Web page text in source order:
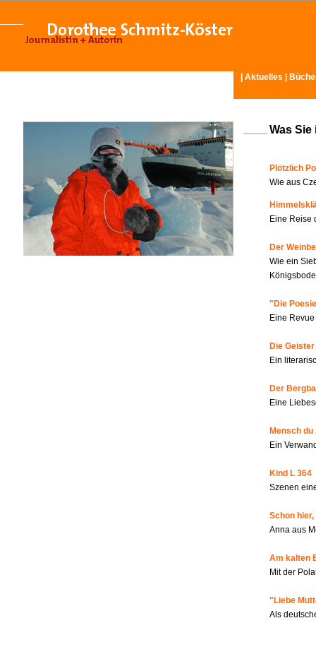
Aktuelles
Was
Plötzlich
Wie aus
Eine Reise
Der
Wie ein
"Die
Eine
Die
Ein
Der
Eine
Mensch du
Ein
Kind L 364
Szenen
Schon
Anna aus
Am kalten
Mit der
"Liebe
Als